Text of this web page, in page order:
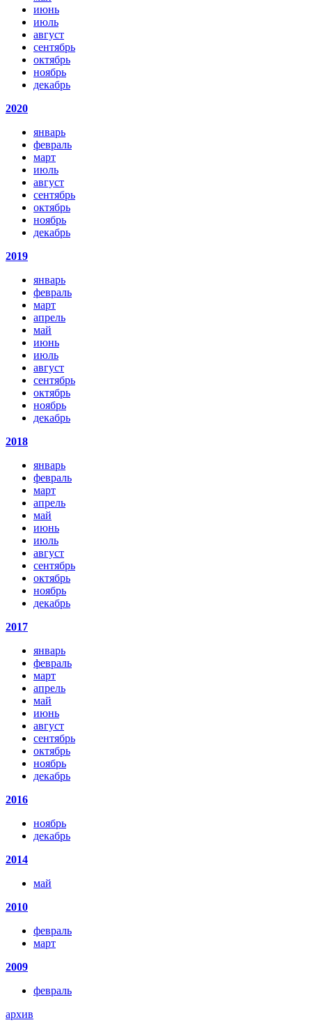
июнь
июль
август
сентябрь
октябрь
ноябрь
декабрь
2020
январь
февраль
март
июль
август
сентябрь
октябрь
ноябрь
декабрь
2019
январь
февраль
март
апрель
май
июнь
июль
август
сентябрь
октябрь
ноябрь
декабрь
2018
январь
февраль
март
апрель
май
июнь
июль
август
сентябрь
октябрь
ноябрь
декабрь
2017
январь
февраль
март
апрель
май
июнь
август
сентябрь
октябрь
ноябрь
декабрь
2016
ноябрь
декабрь
2014
май
2010
февраль
март
2009
февраль
архив